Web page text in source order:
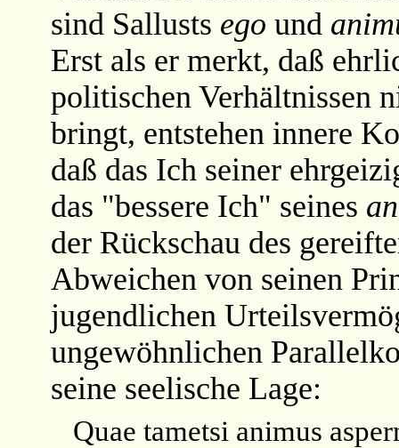
sind Sallusts ego und
Erst als er merkt, daß
politischen Verhältnissen
bringt, entstehen innere
daß das Ich seiner
das "bessere Ich" seines
der Rückschau des
Abweichen von seinen
jugendlichen
ungewöhnlichen
seine seelische Lage:
Quae tametsi animus